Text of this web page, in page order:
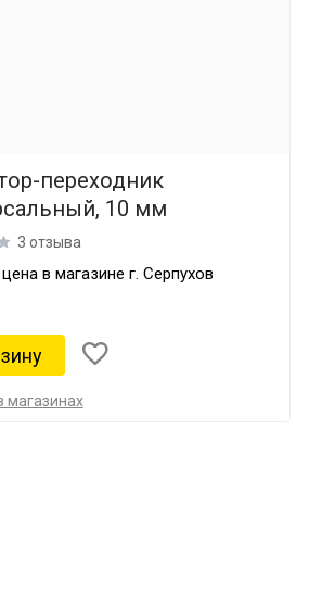
переходник
10 мм
3 отзыва
цена в магазине г. Серпухов
магазинах